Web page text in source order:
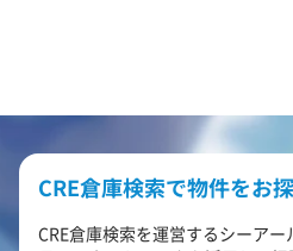
CRE倉庫検索で物件をお
CRE倉庫検索を運営するシーア